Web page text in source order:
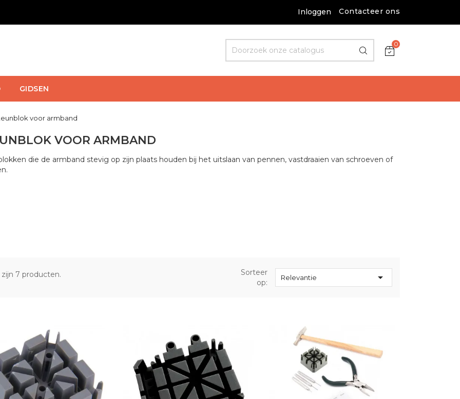
Inloggen Contacteer ons
0
GIDSEN
voor armband
VOOR ARMBAND
die de armband stevig op zijn plaats houden bij het uitslaan van pennen, vastdraaien van schroeven of
zijn 7 producten.
Sorteer
op:
Relevantie 